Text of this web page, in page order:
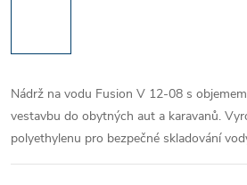
Nádrž na vodu Fusion V 12-08 s
vestavbu do obytných aut a karavanů.
polyethylenu pro bezpečné skladování